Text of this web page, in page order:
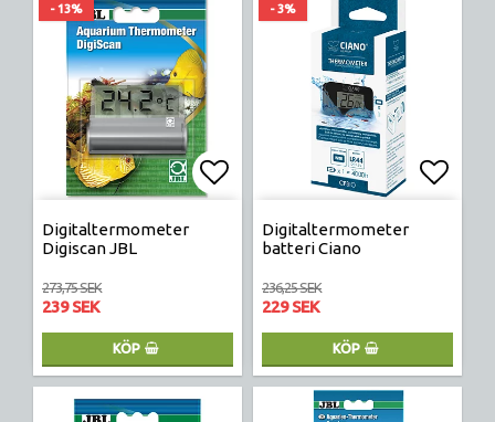
- 13%
Lägg till i favoritlistan
Digitaltermometer
Digiscan JBL
273,75 SEK
239 SEK
KÖP
- 3%
Digitaltermometer
batteri Ciano
236,25 SEK
229 SEK
KÖP